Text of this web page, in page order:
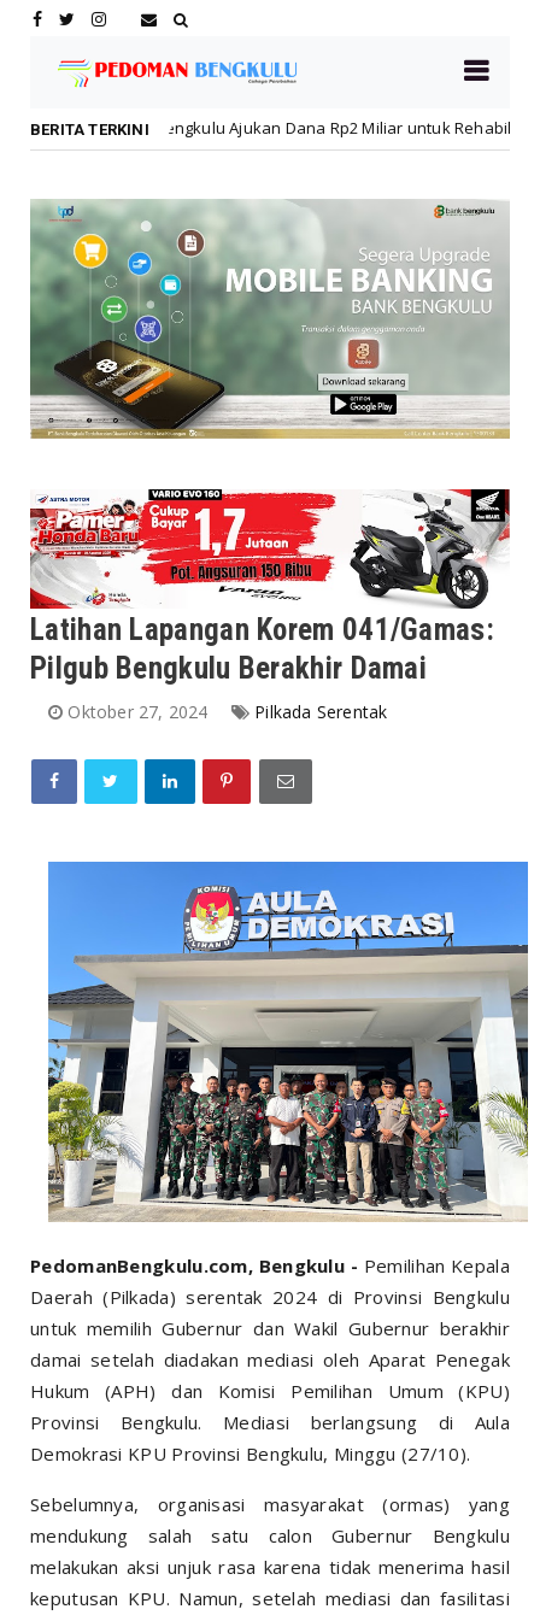
BERITA TERKINI
Ajukan Dana Rp2 Miliar untuk Rehabilitasi SMPN 19
Latihan Lapangan Korem 041/Gamas:
Pilgub Bengkulu Berakhir Damai
Oktober 27, 2024 Pilkada Serentak
PedomanBengkulu.com, Bengkulu - Pemilihan Kepala
Daerah (Pilkada) serentak 2024 di Provinsi Bengkulu
untuk memilih Gubernur dan Wakil Gubernur berakhir
damai setelah diadakan mediasi oleh Aparat Penegak
Hukum (APH) dan Komisi Pemilihan Umum (KPU)
Provinsi Bengkulu. Mediasi berlangsung di Aula
Demokrasi KPU Provinsi Bengkulu, Minggu (27/10).
Sebelumnya, organisasi masyarakat (ormas) yang
mendukung salah satu calon Gubernur Bengkulu
melakukan aksi unjuk rasa karena tidak menerima hasil
keputusan KPU. Namun, setelah mediasi dan fasilitasi